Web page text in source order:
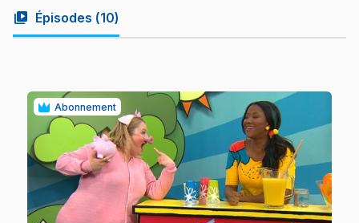
video_library Épisodes (10)
Abonnement